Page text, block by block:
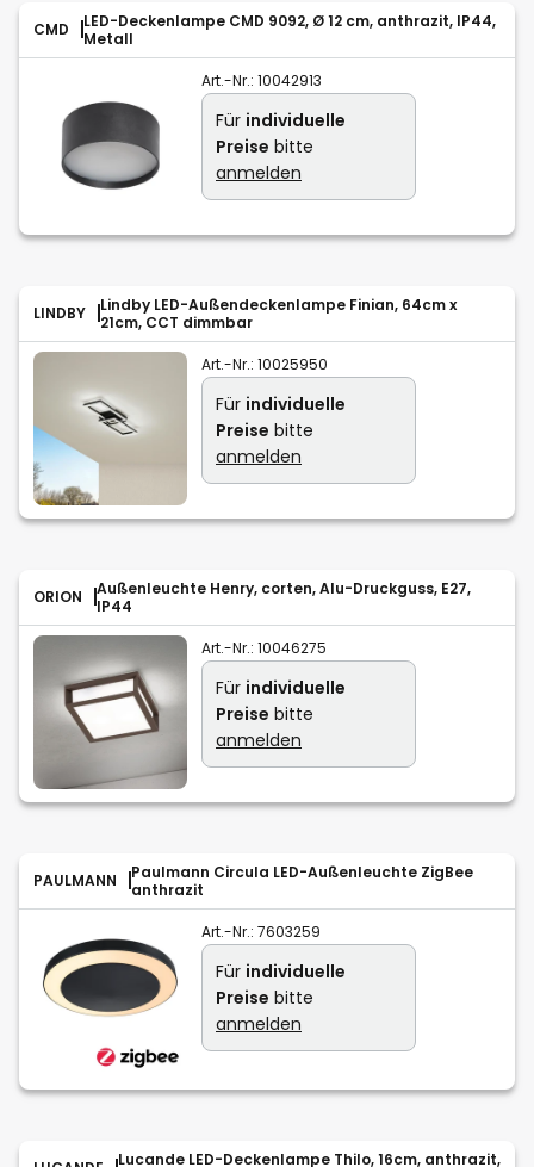
CMD
LED-Deckenlampe CMD 9092, Ø 12 cm, anthrazit, IP44,
Metall
Art.-Nr.: 10042913
Für individuelle
Preise bitte
anmelden
LINDBY
Lindby LED-Außendeckenlampe Finian, 64cm x
21cm, CCT dimmbar
Art.-Nr.: 10025950
Für individuelle
Preise bitte
anmelden
ORION
Außenleuchte Henry, corten, Alu-Druckguss, E27,
IP44
Art.-Nr.: 10046275
Für individuelle
Preise bitte
anmelden
PAULMANN
Paulmann Circula LED-Außenleuchte ZigBee
anthrazit
Art.-Nr.: 7603259
Für individuelle
Preise bitte
anmelden
Lucande LED-Deckenlampe Thilo, 16cm, anthrazit,